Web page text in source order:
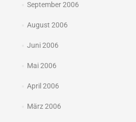
September 2006
August 2006
Juni 2006
Mai 2006
April 2006
März 2006